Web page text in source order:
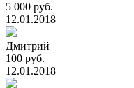
5 000 руб.
12.01.2018
Дмитрий
100 руб.
12.01.2018